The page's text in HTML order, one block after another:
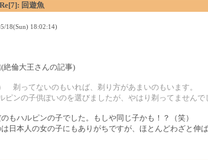
Re[7]: 回遊魚
18(Sun) 18:02:14)
絶倫大王さんの記事)
剃ってないのもいれば、剃り方があまいのもいます。
ピンの子供ぽいのを選びましたが、やはり剃ってませんで
もハルピンの子でした。もしや同じ子かも！？（笑）
日本人の女の子にもありがちですが、ほとんどわざと伸